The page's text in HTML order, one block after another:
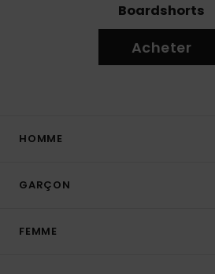
Boardshorts
Acheter
HOMME
GARÇON
FEMME